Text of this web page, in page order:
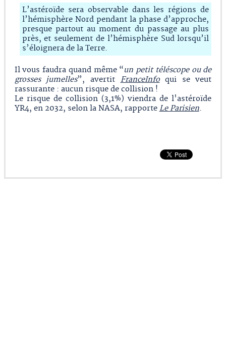
L’astéroïde sera observable dans les régions de
l’hémisphère Nord pendant la phase d’approche,
presque partout au moment du passage au plus
près, et seulement de l’hémisphère Sud lorsqu’il
s’éloignera de la Terre.
Il vous faudra quand même “un petit téléscope ou de
grosses jumelles”, avertit FranceInfoqui se veut
rassurante : aucun risque de collision !
Le risque de collision (3,1%) viendra de l'astéroïde
YR4, en 2032, selon la NASA, rapporte Le Parisien.